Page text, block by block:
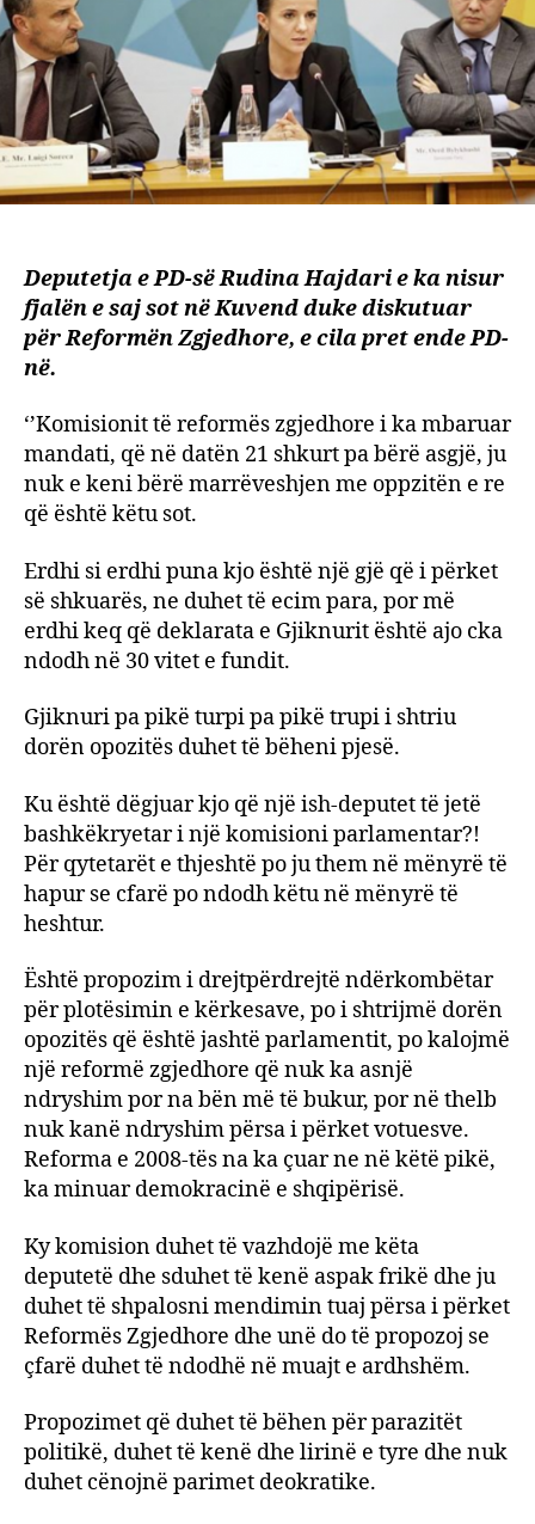
e
Deputetja e PD-së Rudina Hajdari e ka nisur
fjalën e saj sot në Kuvend duke diskutuar
për Reformën Zgjedhore, e cila pret ende PD-
në.
‘’Komisionit të reformës zgjedhore i ka mbaruar
mandati, që në datën 21 shkurt pa bërë asgjë, ju
nuk e keni bërë marrëveshjen me oppzitën e re
që është këtu sot.
Erdhi si erdhi puna kjo është një gjë që i përket
së shkuarës, ne duhet të ecim para, por më
erdhi keq që deklarata e Gjiknurit është ajo cka
ndodh në 30 vitet e fundit.
Gjiknuri pa pikë turpi pa pikë trupi i shtriu
dorën opozitës duhet të bëheni pjesë.
Ku është dëgjuar kjo që një ish-deputet të jetë
bashkëkryetar i një komisioni parlamentar?!
Për qytetarët e thjeshtë po ju them në mënyrë të
hapur se cfarë po ndodh këtu në mënyrë të
heshtur.
Është propozim i drejtpërdrejtë ndërkombëtar
për plotësimin e kërkesave, po i shtrijmë dorën
opozitës që është jashtë parlamentit, po kalojmë
një reformë zgjedhore që nuk ka asnjë
ndryshim por na bën më të bukur, por në thelb
nuk kanë ndryshim përsa i përket votuesve.
Reforma e 2008-tës na ka çuar ne në këtë pikë,
ka minuar demokracinë e shqipërisë.
Ky komision duhet të vazhdojë me këta
deputetë dhe sduhet të kenë aspak frikë dhe ju
duhet të shpalosni mendimin tuaj përsa i përket
Reformës Zgjedhore dhe unë do të propozoj se
çfarë duhet të ndodhë në muajt e ardhshëm.
Propozimet që duhet të bëhen për parazitët
politikë, duhet të kenë dhe lirinë e tyre dhe nuk
duhet cënojnë parimet deokratike.